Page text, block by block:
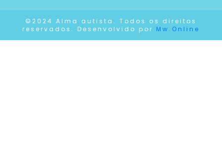
©2024 Alma autista. Todos os direitos
reservados. Desenvolvido por Mw Online